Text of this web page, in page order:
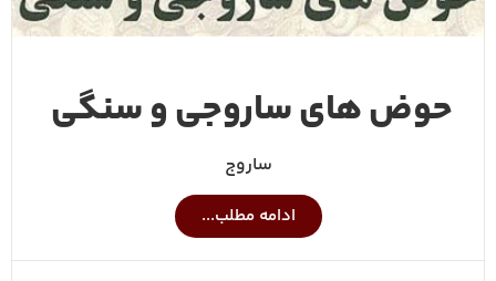
حوض های ساروجی و سنگی
ساروج
ادامه مطلب...